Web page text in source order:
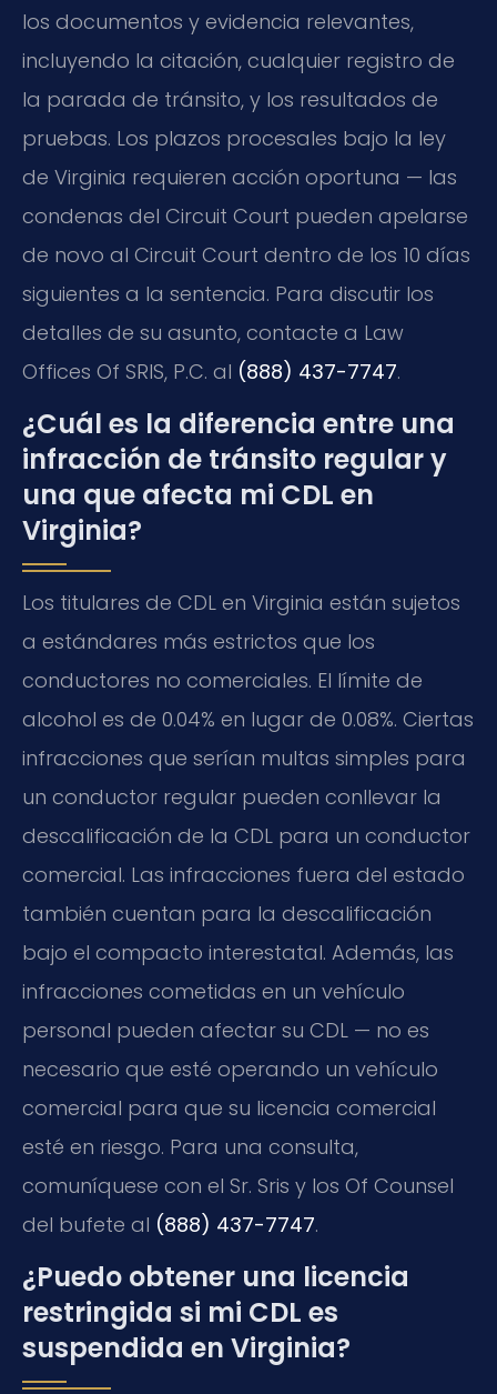
los documentos y evidencia relevantes,
incluyendo la citación, cualquier registro de
la parada de tránsito, y los resultados de
pruebas. Los plazos procesales bajo la ley
de Virginia requieren acción oportuna — las
condenas del Circuit Court pueden apelarse
de novo al Circuit Court dentro de los 10 días
siguientes a la sentencia. Para discutir los
detalles de su asunto, contacte a Law
Offices Of SRIS, P.C. al (888) 437-7747.
¿Cuál es la diferencia entre una
infracción de tránsito regular y
una que afecta mi CDL en
Virginia?
Los titulares de CDL en Virginia están sujetos
a estándares más estrictos que los
conductores no comerciales. El límite de
alcohol es de 0.04% en lugar de 0.08%. Ciertas
infracciones que serían multas simples para
un conductor regular pueden conllevar la
descalificación de la CDL para un conductor
comercial. Las infracciones fuera del estado
también cuentan para la descalificación
bajo el compacto interestatal. Además, las
infracciones cometidas en un vehículo
personal pueden afectar su CDL — no es
necesario que esté operando un vehículo
comercial para que su licencia comercial
esté en riesgo. Para una consulta,
comuníquese con el Sr. Sris y los Of Counsel
del bufete al (888) 437-7747.
¿Puedo obtener una licencia
restringida si mi CDL es
suspendida en Virginia?